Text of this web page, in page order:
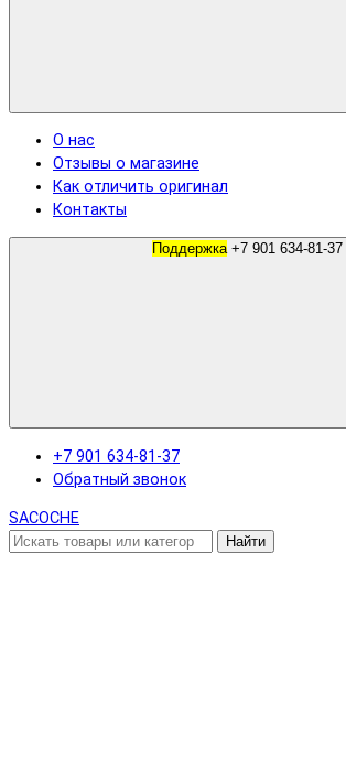
О нас
Отзывы о магазине
Как отличить оригинал
Контакты
Поддержка +7 901 634-81-37
+7 901 634-81-37
Обратный звонок
SACOCHE
Найти